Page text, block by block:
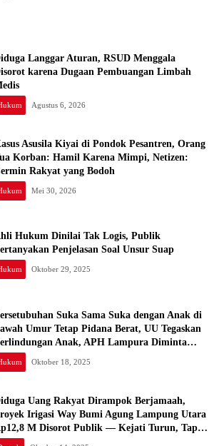
Langgar Aturan, RSUD Menggala
karena Dugaan Pembuangan Limbah
Agustus 6, 2026
Asusila Kiyai di Pondok Pesantren, Orang
Korban: Hamil Karena Mimpi, Netizen:
Rakyat yang Bodoh
Mei 30, 2026
Hukum Dinilai Tak Logis, Publik
Penjelasan Soal Unsur Suap
Oktober 29, 2025
Suka Sama Suka dengan Anak di
Umur Tetap Pidana Berat, UU Tegaskan
Anak, APH Lampura Diminta
Banyak yang Belum Diungkap, Periksa
SMA, Banyak yang Jual Diri
Oktober 18, 2025
Uang Rakyat Dirampok Berjamaah,
Irigasi Way Bumi Agung Lampung Utara
M Disorot Publik — Kejati Turun, Tapi